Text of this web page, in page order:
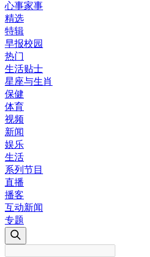
心事家事
精选
特辑
早报校园
热门
生活贴士
星座与生肖
保健
体育
视频
新闻
娱乐
生活
系列节目
直播
播客
互动新闻
专题